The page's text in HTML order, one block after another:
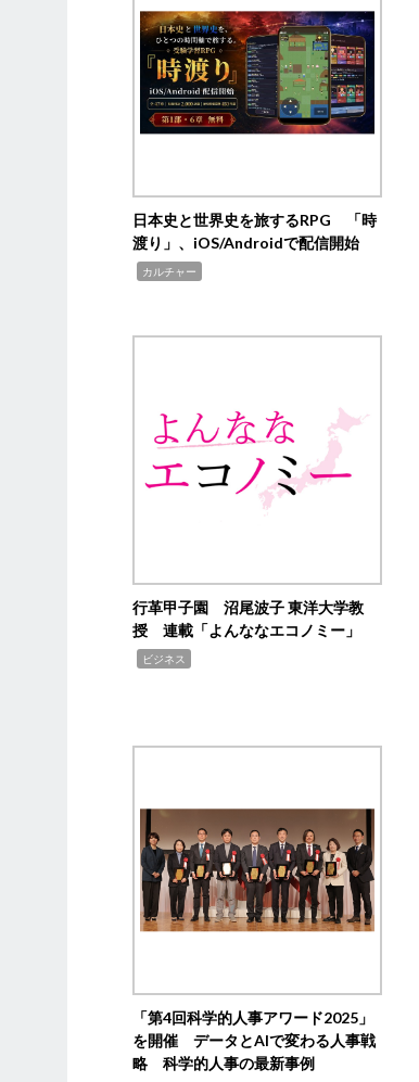
日本史と世界史を旅するRPG 「時
渡り」、iOS/Androidで配信開始
カルチャー
行革甲子園 沼尾波子 東洋大学教
授 連載「よんななエコノミー」
ビジネス
「第4回科学的人事アワード2025」
を開催 データとAIで変わる人事戦
略 科学的人事の最新事例